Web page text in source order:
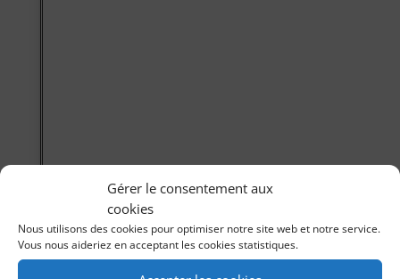
Gérer le consentement aux
cookies
Nous utilisons des cookies pour optimiser notre site web et notre service.
Vous nous aideriez en acceptant les cookies statistiques.